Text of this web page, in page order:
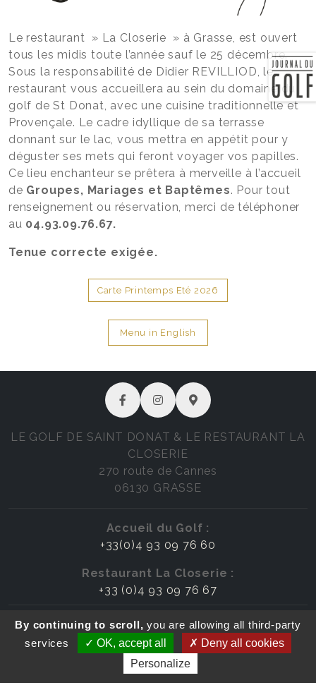
Le restaurant » La Closerie » à Grasse, est ouvert
tous les midis toute l’année sauf le 25 décembre.
Sous la responsabilité de Didier REVILLIOD, le
restaurant vous accueillera au sein du domaine du
golf de St Donat, avec une cuisine traditionnelle et
Provençale. Le cadre idyllique de sa terrasse
donnant sur le lac, vous mettra en appétit pour y
déguster ses mets qui feront voyager vos papilles.
Ce lieu enchanteur se prêtera à merveille à l’accueil
de Groupes, Mariages et Baptêmes. Pour tout
renseignement ou réservation, merci de téléphoner
au 04.93.09.76.67.
Tenue correcte exigée.
Carte Printemps Eté 2026
Menu in English
LE GOLF DE SAINT DONAT & LE RESTAURANT LA
CLOSERIE
270 route de Cannes
06130 GRASSE
Accueil du Golf :
+33(0)4 93 09 76 60
Restaurant La Closerie :
+33 (0)4 93 09 76 67
Mentions légales & crédits
Politique de confidentialité
Cookies
By continuing to scroll, you are allowing all third-party
services
OK, accept all
Deny all cookies
Personalize